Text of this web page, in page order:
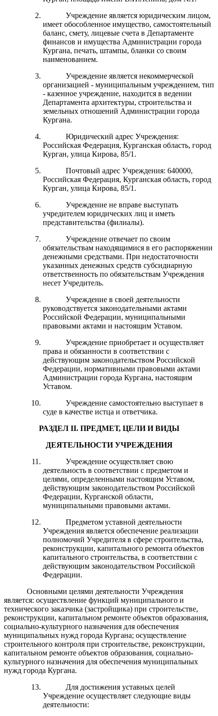
Учреждение является юридическим лицом,
имеет обособленное имущество, самостоятельный
баланс, смету, лицевые счета в Департаменте
финансов и имущества Администрации города
Кургана, печать, штампы, бланки со своим
наименованием.
Учреждение является некоммерческой
организацией - муниципальным учреждением, тип
- казенное учреждение, находится в ведении
Департамента архитектуры, строительства и
земельных отношений Администрации города
Кургана.
Юридический адрес Учреждения:
Российская Федерация, Курганская область, город
Курган, улица Кирова, 85/1.
Почтовый адрес Учреждения: 640000,
Российская Федерация, Курганская область, город
Курган, улица Кирова, 85/1.
Учреждение не вправе выступать
учредителем юридических лиц и иметь
представительства (филиалы).
Учреждение отвечает по своим
обязательствам находящимися в его распоряжении
денежными средствами. При недостаточности
указанных денежных средств субсидиарную
ответственность по обязательствам Учреждения
несет Учредитель.
Учреждение в своей деятельности
руководствуется законодательными актами
Российской Федерации, муниципальными
правовыми актами и настоящим Уставом.
Учреждение приобретает и осуществляет
права и обязанности в соответствии с
действующим законодательством Российской
Федерации, нормативными правовыми актами
Администрации города Кургана, настоящим
Уставом.
Учреждение самостоятельно выступает в
суде в качестве истца и ответчика.
РАЗДЕЛ II. ПРЕДМЕТ, ЦЕЛИ И ВИДЫ
ДЕЯТЕЛЬНОСТИ УЧРЕЖДЕНИЯ
Учреждение осуществляет свою
деятельность в соответствии с предметом и
целями, определенными настоящим Уставом,
действующим законодательством Российской
Федерации, Курганской области,
муниципальными правовыми актами.
Предметом уставной деятельности
Учреждения является обеспечение реализации
полномочий Учредителя в сфере строительства,
реконструкции, капитального ремонта объектов
капитального строительства, в соответствии с
действующим законодательством Российской
Федерации.
Основными целями деятельности Учреждения
является: осуществление функций муниципального и
технического заказчика (застройщика) при строительстве,
реконструкции, капитальном ремонте объектов образования,
социально-культурного назначения для обеспечения
муниципальных нужд города Кургана; осуществление
строительного контроля при строительстве, реконструкции,
капитальном ремонте объектов образования, социально-
культурного назначения для обеспечения муниципальных
нужд города Кургана.
Для достижения уставных целей
Учреждение осуществляет следующие виды
деятельности: